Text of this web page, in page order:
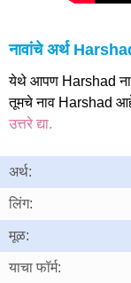
नावांचे अर्थ
येथे आपण Harshad
तूमचे नाव Harshad आहे
उत्तरे द्या.
अर्थ:
लिंग:
मूळ:
याचा फॉर्म: